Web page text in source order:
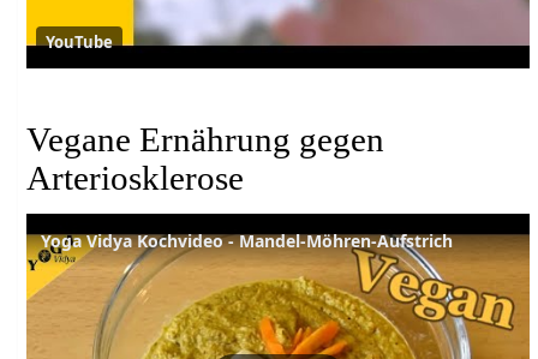
YouTube
Vegane Ernährung gegen
Arteriosklerose
Yoga Vidya Kochvideo - Mandel-Möhren-Aufstrich